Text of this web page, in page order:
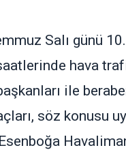
Salı günü
hava
ile
söz konusu